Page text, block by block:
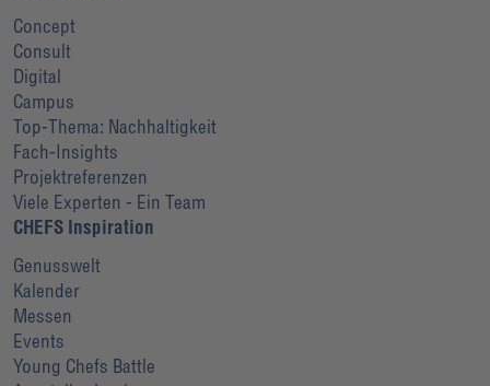
Concept
Consult
Digital
Campus
Top-Thema: Nachhaltigkeit
Fach-Insights
Projektreferenzen
Viele Experten - Ein Team
CHEFS Inspiration
Genusswelt
Kalender
Messen
Events
Young Chefs Battle